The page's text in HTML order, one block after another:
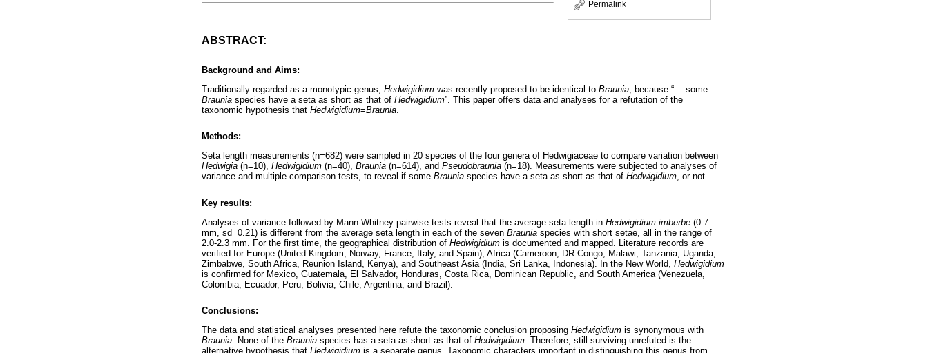
Permalink
ABSTRACT:
Background and Aims:
Traditionally regarded as a monotypic genus, Hedwigidium was recently proposed to be identical to Braunia , because “… some
Braunia species have a seta as short as that of Hedwigidium”. This paper offers data and analyses for a refutation of the
taxonomic hypothesis that Hedwigidium=Braunia
Methods:
Seta length measurements (n=682) were sampled in 20 species of the four genera of Hedwigiaceae to compare variation between
Hedwigia (n=10), Hedwigidium (n=40), Braunia (n=614), and Pseudobraunia (n=18). Measurements were subjected to analyses of
variance and multiple comparison tests, to reveal if some Braunia species have a seta as short as that of Hedwigidium, or not.
Key results:
Analyses of variance followed by Mann-Whitney pairwise tests reveal that the average seta length in Hedwigidium imberbe (0.7
mm, sd=0.21) is different from the average seta length in each of the seven Braunia species with short setae, all in the range of
2.0-2.3 mm. For the first time, the geographical distribution of Hedwigidium is documented and mapped. Literature records are
verified for Europe (United Kingdom, Norway, France, Italy, and Spain), Africa (Cameroon, DR Congo, Malawi, Tanzania, Uganda,
Zimbabwe, South Africa, Reunion Island, Kenya), and Southeast Asia (India, Sri Lanka, Indonesia). In the New World, Hedwigidium
is confirmed for Mexico, Guatemala, El Salvador, Honduras, Costa Rica, Dominican Republic, and South America (Venezuela,
Colombia, Ecuador, Peru, Bolivia, Chile, Argentina, and Brazil).
Conclusions:
The data and statistical analyses presented here refute the taxonomic conclusion proposing Hedwigidium is synonymous with
Braunia. None of the Braunia species has a seta as short as that of Hedwigidium. Therefore, still surviving unrefuted is the
alternative hypothesis that Hedwigidium is a separate genus. Taxonomic characters important in distinguishing this genus from